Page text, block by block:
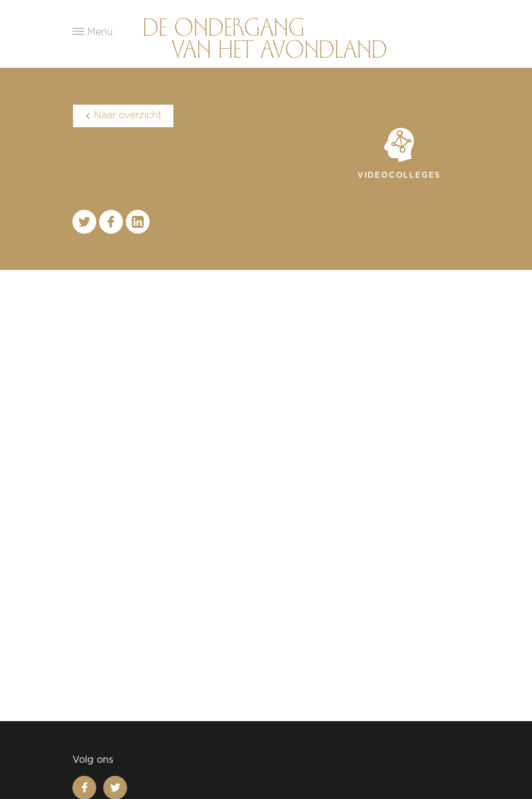
Menu
Naar overzicht
VIDEOCOLLEGES
Volg ons
facebooktwitter